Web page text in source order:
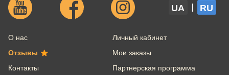
UA RU
О нас
Отзывы
Контакты
Личный кабинет
Мои заказы
Партнерская программа